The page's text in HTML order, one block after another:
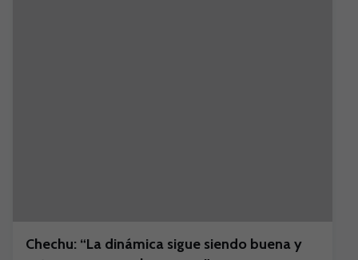
Chechu: “La dinámica sigue siendo buena y